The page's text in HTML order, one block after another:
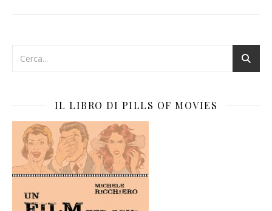
IL LIBRO DI PILLS OF MOVIES